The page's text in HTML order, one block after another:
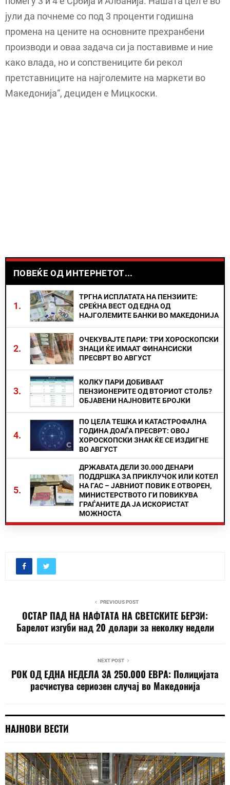
јули да почнеме со под 3 проценти годишна
промена на цените на основните прехранбени
производи и оваа задача си ја поставивме и ние
како влада, но и сопствениците би рекол
претставниците на најголемите на маркети во
Македонија“, дециден е Мицкоски.
ПОВЕЌЕ ОД ИНТЕРНЕТОТ...
1.
ТРГНА ИСПЛАТАТА НА ПЕНЗИИТЕ:
СРЕЌНА ВЕСТ ОД ЕДНА ОД
НАЈГОЛЕМИТЕ БАНКИ ВО МАКЕДОНИЈА
2.
ОЧЕКУВАЈТЕ ПАРИ: ТРИ ХОРОСКОПСКИ
ЗНАЦИ ЌЕ ИМААТ ФИНАНСИСКИ
ПРЕСВРТ ВО АВГУСТ
3.
КОЛКУ ПАРИ ДОБИВААТ
ПЕНЗИОНЕРИТЕ ОД ВТОРИОТ СТОЛБ?
ОБЈАВЕНИ НАЈНОВИТЕ БРОЈКИ
4.
ПО ЦЕЛА ТЕШКА И КАТАСТРОФАЛНА
ГОДИНА ДОАЃА ПРЕСВРТ: ОВОЈ
ХОРОСКОПСКИ ЗНАК ЌЕ СЕ ИЗДИГНЕ
ВО АВГУСТ
5.
ДРЖАВАТА ДЕЛИ 30.000 ДЕНАРИ
ПОДДРШКА ЗА ПРИКЛУЧОК ИЛИ КОТЕЛ
НА ГАС – ЈАВНИОТ ПОВИК Е ОТВОРЕН,
МИНИСТЕРСТВОТО ГИ ПОВИКУВА
ГРАЃАНИТЕ ДА ЈА ИСКОРИСТАТ
МОЖНОСТА
PREVIOUS POST
ОСТАР ПАД НА НАФТАТА НА СВЕТСКИТЕ БЕРЗИ:
Барелот изгуби над 20 долари за неколку недели
NEXT POST
РОК ОД ЕДНА НЕДЕЛА ЗА 250.000 ЕВРА: Полицијата
расчистува сериозен случај во Македонија
НАЈНОВИ ВЕСТИ